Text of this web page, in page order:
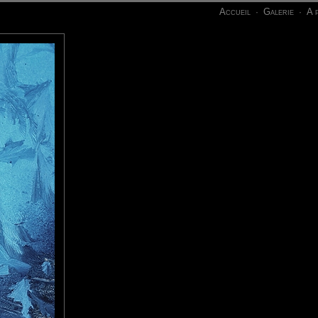
Accueil · Galerie · A